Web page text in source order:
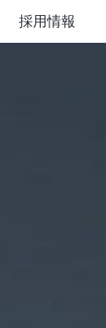
採用情報